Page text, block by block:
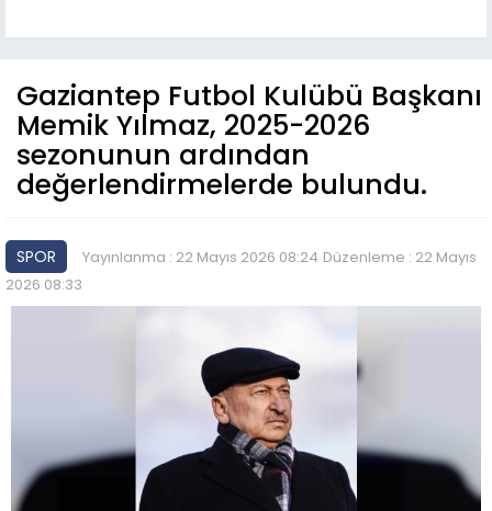
Gaziantep Futbol Kulübü Başkanı
Memik Yılmaz, 2025-2026
sezonunun ardından
değerlendirmelerde bulundu.
SPOR Yayınlanma : 22 Mayıs 2026 08:24 Düzenleme : 22 Mayıs
2026 08:33